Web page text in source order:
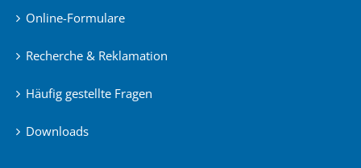
Online-Formulare
Recherche & Reklamation
Häufig gestellte Fragen
Downloads